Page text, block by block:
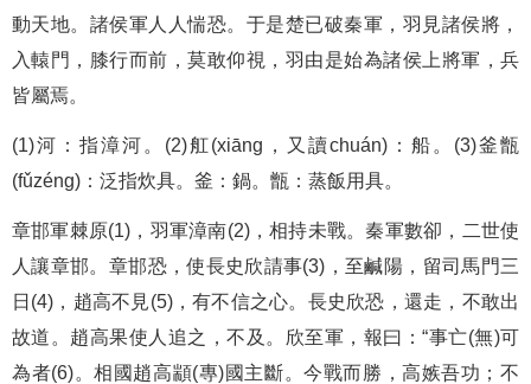
動天地。諸侯軍人人惴恐。于是楚已破秦軍，羽見諸侯將，
入轅門，膝行而前，莫敢仰視，羽由是始為諸侯上將軍，兵
皆屬焉。
(1)河：指漳河。(2)舡(xiāng，又讀chuán)：船。(3)釜甑
(fǔzéng)：泛指炊具。釜：鍋。甑：蒸飯用具。
章邯軍棘原(1)，羽軍漳南(2)，相持未戰。秦軍數卻，二世使
人讓章邯。章邯恐，使長史欣請事(3)，至鹹陽，留司馬門三
日(4)，趙高不見(5)，有不信之心。長史欣恐，還走，不敢出
故道。趙高果使人追之，不及。欣至軍，報曰：“事亡(無)可
為者(6)。相國趙高顓(專)國主斷。今戰而勝，高嫉吾功；不